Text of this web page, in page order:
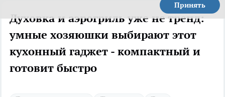
Принять
Духовка и аэрогриль уже не тренд:
умные хозяюшки выбирают этот
кухонный гаджет - компактный и
готовит быстро